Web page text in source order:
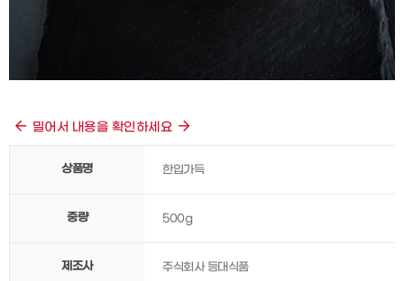
밀어서 내용을 확인하세요
상품명 한입가득
중량 500g
제조사 주식회사 등대식품